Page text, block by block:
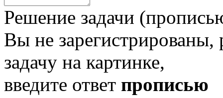
Решение задачи
Вы не
задачу на картинке,
введите ответ прописью